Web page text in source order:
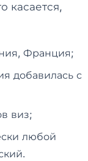
касается,
Франция;
добавилась с
виз;
любой